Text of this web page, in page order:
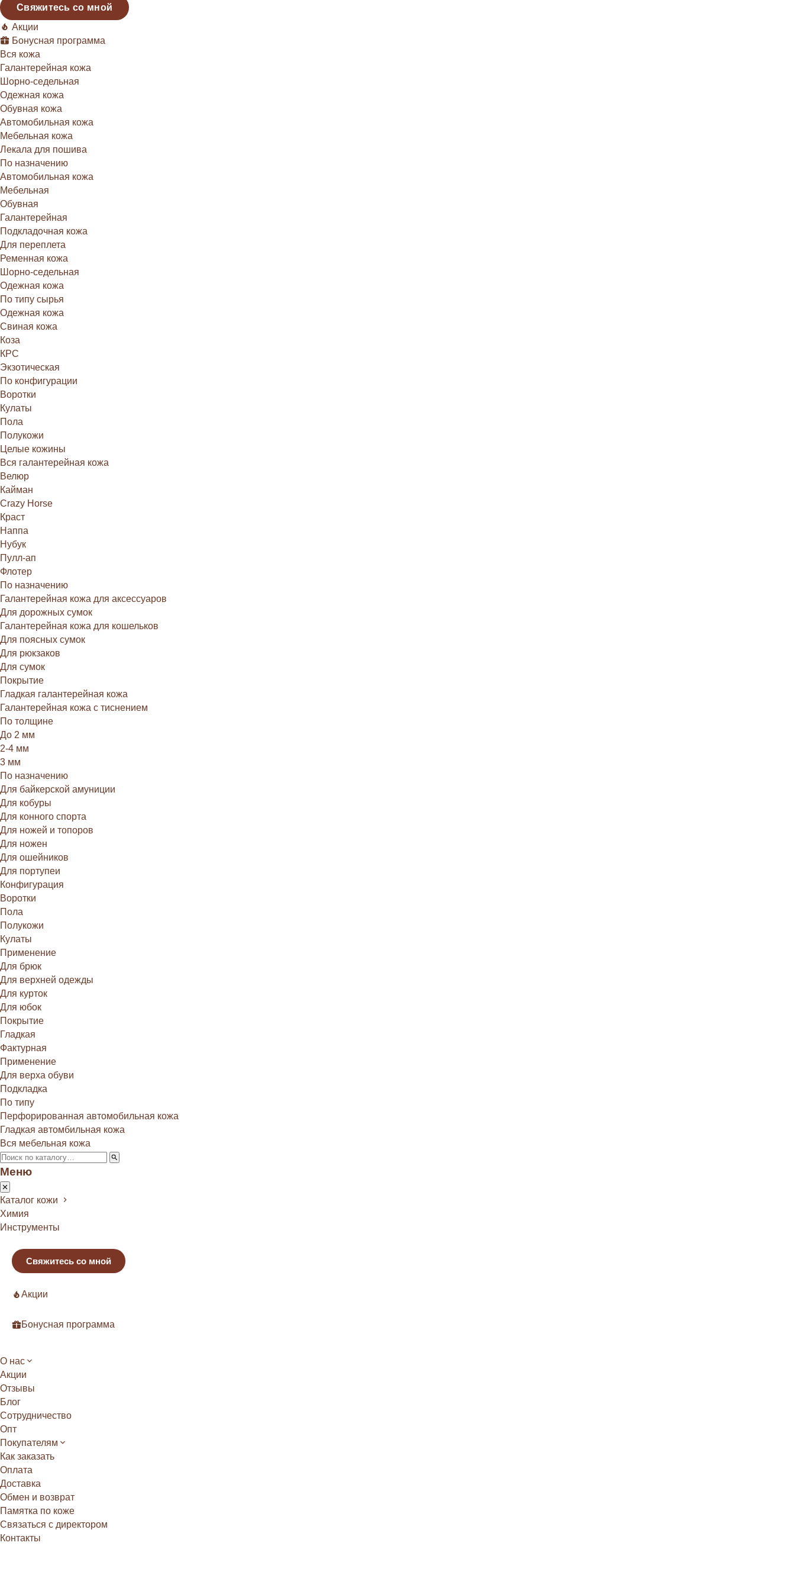
Свяжитесь со мной
Акции
Бонусная программа
Вся кожа
Галантерейная кожа
Шорно-седельная
Одежная кожа
Обувная кожа
Автомобильная кожа
Мебельная кожа
Лекала для пошива
По назначению
Автомобильная кожа
Мебельная
Обувная
Галантерейная
Подкладочная кожа
Для переплета
Ременная кожа
Шорно-седельная
Одежная кожа
По типу сырья
Одежная кожа
Свиная кожа
Коза
КРС
Экзотическая
По конфигурации
Воротки
Кулаты
Пола
Полукожи
Целые кожины
Вся галантерейная кожа
Велюр
Кайман
Crazy Horse
Краст
Наппа
Нубук
Пулл-ап
Флотер
По назначению
Галантерейная кожа для аксессуаров
Для дорожных сумок
Галантерейная кожа для кошельков
Для поясных сумок
Для рюкзаков
Для сумок
Покрытие
Гладкая галантерейная кожа
Галантерейная кожа с тиснением
По толщине
До 2 мм
2-4 мм
3 мм
По назначению
Для байкерской амуниции
Для кобуры
Для конного спорта
Для ножей и топоров
Для ножен
Для ошейников
Для портупеи
Конфигурация
Воротки
Пола
Полукожи
Кулаты
Применение
Для брюк
Для верхней одежды
Для курток
Для юбок
Покрытие
Гладкая
Фактурная
Применение
Для верха обуви
Подкладка
По типу
Перфорированная автомобильная кожа
Гладкая автомбильная кожа
Вся мебельная кожа
Меню
Каталог кожи
Химия
Инструменты
Свяжитесь со мной
Акции
Бонусная программа
О нас
Акции
Отзывы
Блог
Сотрудничество
Опт
Покупателям
Как заказать
Оплата
Доставка
Обмен и возврат
Памятка по коже
Связаться с директором
Контакты